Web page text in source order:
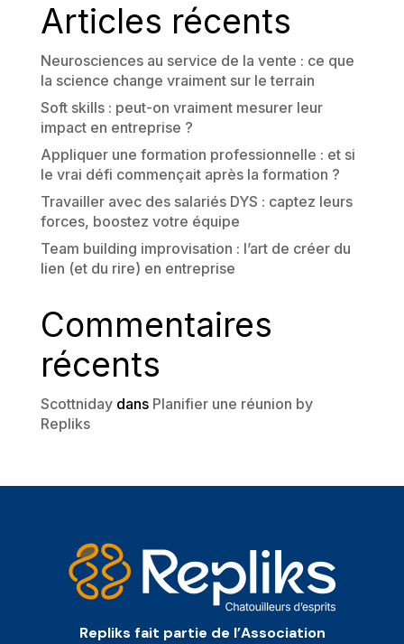
Articles récents
Neurosciences au service de la vente : ce que
la science change vraiment sur le terrain
Soft skills : peut-on vraiment mesurer leur
impact en entreprise ?
Appliquer une formation professionnelle : et si
le vrai défi commençait après la formation ?
Travailler avec des salariés DYS : captez leurs
forces, boostez votre équipe
Team building improvisation : l’art de créer du
lien (et du rire) en entreprise
Commentaires
récents
Scottnidaydans Planifier une réunion by
Repliks
Repliks fait partie de l’Association